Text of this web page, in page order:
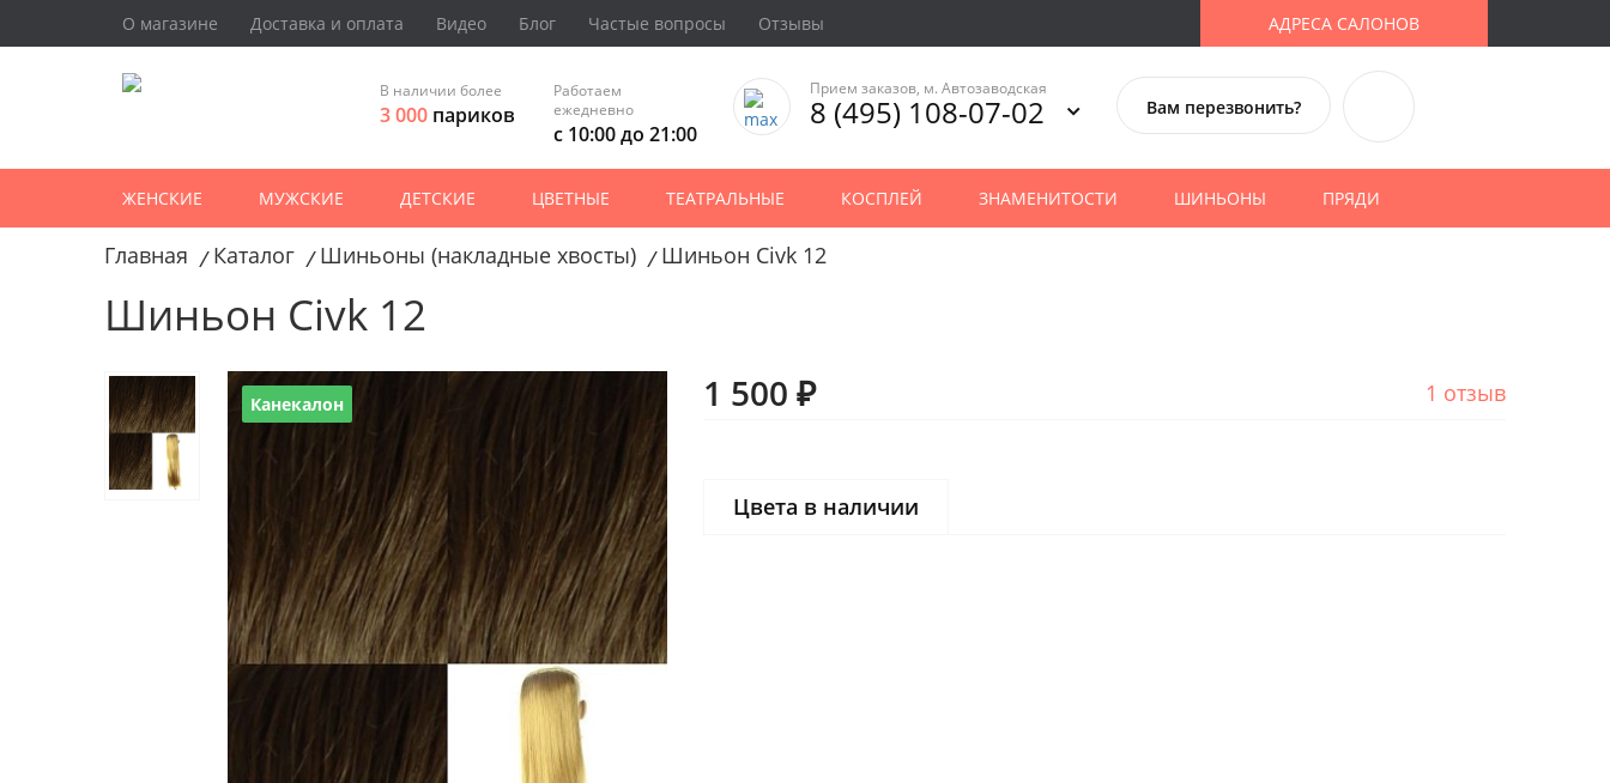
О магазине Доставка и оплата Видео Блог Частые вопросы Отзывы АДРЕСА САЛОНОВ
В наличии более
3 000 париков
Работаем
ежедневно
с 10:00 до 21:00
Прием заказов, м. Автозаводская
8 (495) 108-07-02 Вам перезвонить?
ЖЕНСКИЕ МУЖСКИЕ ДЕТСКИЕ ЦВЕТНЫЕ ТЕАТРАЛЬНЫЕ КОСПЛЕЙ ЗНАМЕНИТОСТИ ШИНЬОНЫ ПРЯДИ
Главная / Каталог / Шиньоны (накладные хвосты) / Шиньон Civk 12
Шиньон Civk 12
Канекалон 1 500 ₽ 1 отзыв
Цвета в наличии